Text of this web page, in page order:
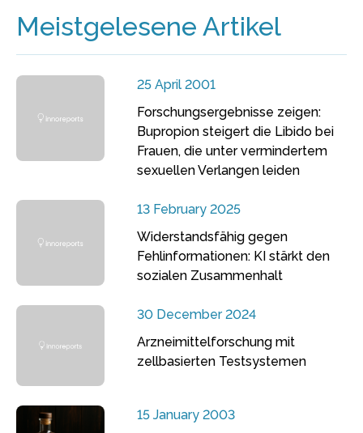
Meistgelesene Artikel
25 April 2001
Forschungsergebnisse zeigen:
Bupropion steigert die Libido bei
Frauen, die unter vermindertem
sexuellen Verlangen leiden
13 February 2025
Widerstandsfähig gegen
Fehlinformationen: KI stärkt den
sozialen Zusammenhalt
30 December 2024
Arzneimittelforschung mit
zellbasierten Testsystemen
15 January 2003